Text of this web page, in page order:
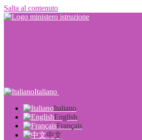
Salta al contenuto
Italiano
Italiano
English
Français
中文